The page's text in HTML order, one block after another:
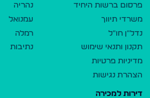
פרסום ברשות היחיד
משרדי תיווך
נדל"ן חו"ל
תקנון ותנאי שימוש
מדיניות פרטיות
הצהרת נגישות
נהריה
עמנואל
רמלה
נתיבות
דירות למכירה